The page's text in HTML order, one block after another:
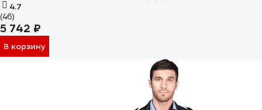
4.7
(46)
5 742 ₽
В корзину